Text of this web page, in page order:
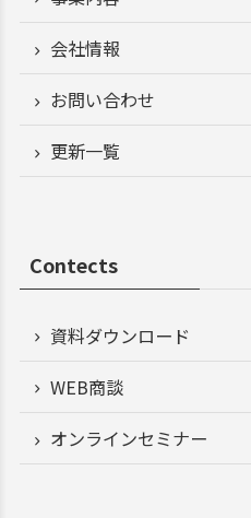
会社情報
お問い合わせ
更新一覧
Contects
資料ダウンロード
WEB商談
オンラインセミナー